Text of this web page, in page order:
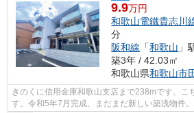
9.9万円
和歌山電鐵貴志川
分
阪和線 「和歌山 」
築3年 / 42.03㎡
和歌山県和歌山市
きのくに信用金庫和歌山支店まで238mです。こ
す。令和5年7月完成、まだまだ新しい築浅物件